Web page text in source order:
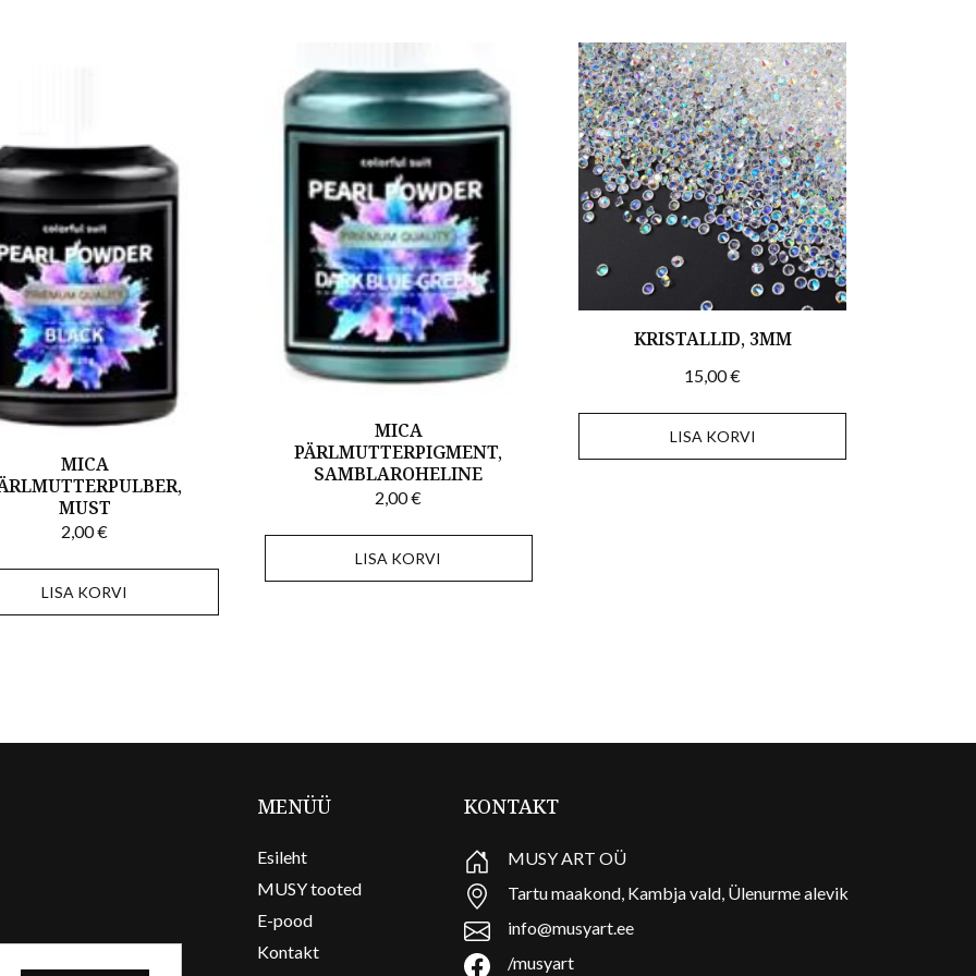
MICA
MUST
2,00€
LISA KORVI
MICA
PÄRLMUTTERPIGMENT,
SAMBLAROHELINE
2,00€
LISA KORVI
KRISTALLID, 3MM
15,00€
LISA KORVI
MENÜÜ
Esileht
MUSY tooted
E-pood
Kontakt
KONTAKT
MUSY ART OÜ
Tartu maakond, Kambja vald, Ülenurme alevik
info@musyart.ee
/musyart